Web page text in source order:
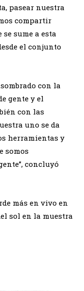
pasear nuestra
compartir
sume a esta
el conjunto
con la
gente y el
con las
uno se da
herramientas y
somos
concluyó
más en vivo en
sol en la muestra